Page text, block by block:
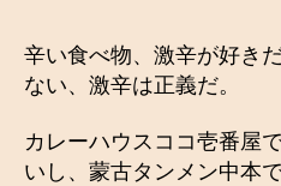
辛い食べ物、激辛が好き
ない、激辛は正義だ。
カレーハウスココ壱番屋
いし、蒙古タンメン中本